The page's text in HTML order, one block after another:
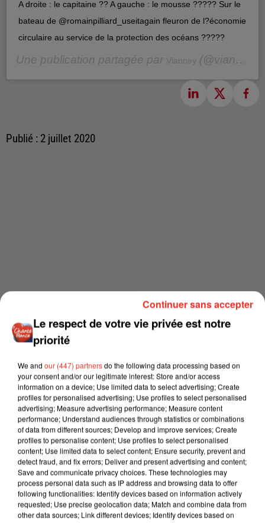
A droite : le capitaine ?? A gauche : le mousse ????? Sur le
bateau de @romainpilliard_useitagain fleuron de l?économie
circulaire au service de la protection des océans ?????
Une publication partagée par Vianney (@vianneymusique) le
Publié : 2 juillet 2020
Le respect de votre vie privée est notre
priorité
We and our (447) partnersdo the following data processing based on
your consent and/or our legitimate interest: Store and/or access
information on a device; Use limited data to select advertising; Create
profiles for personalised advertising; Use profiles to select personalised
advertising; Measure advertising performance; Measure content
performance; Understand audiences through statistics or combinations
of data from different sources; Develop and improve services; Create
profiles to personalise content; Use profiles to select personalised
content; Use limited data to select content; Ensure security, prevent and
detect fraud, and fix errors; Deliver and present advertising and content;
Save and communicate privacy choices. These technologies may
process personal data such as IP address and browsing data to offer
following functionalities: Identify devices based on information actively
requested; Use precise geolocation data; Match and combine data from
other data sources; Link different devices; Identify devices based on
Continuer sans accepter